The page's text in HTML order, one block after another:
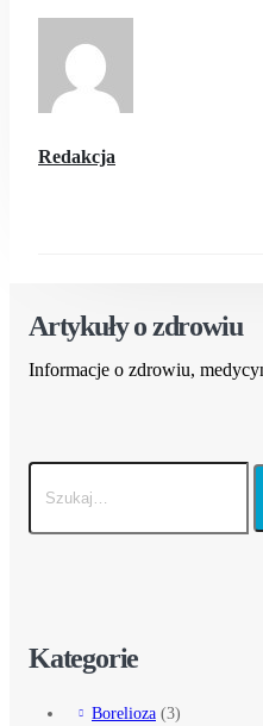
Redakcja
Artykuły o zdrowiu
Informacje o zdrowiu,
Kategorie
Borelioza (3)